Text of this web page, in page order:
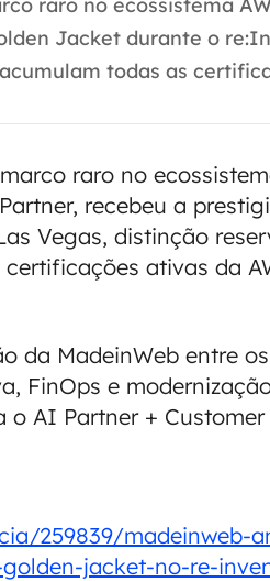
Jacket durante o
todas as
raro no
recebeu a
Vegas, distinção
ativas da
da MadeinWeb entre
FinOps e
AI Partner +
259839/madeinweb-
jacket-no-re-